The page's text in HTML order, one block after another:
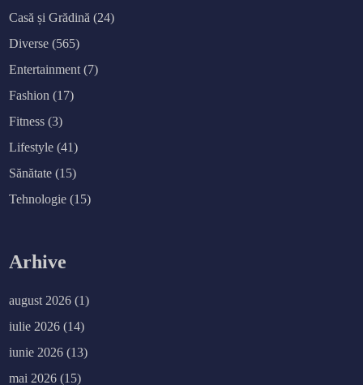
Casă și Grădină (24)
Diverse (565)
Entertainment (7)
Fashion (17)
Fitness (3)
Lifestyle (41)
Sănătate (15)
Tehnologie (15)
Arhive
august 2026 (1)
iulie 2026 (14)
iunie 2026 (13)
mai 2026 (15)